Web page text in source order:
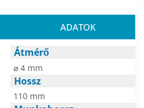
ADATOK
Átmérő
⌀ 4 mm
Hossz
110 mm